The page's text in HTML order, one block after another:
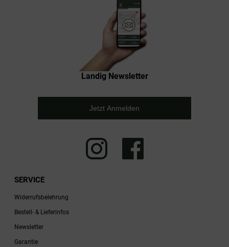
Landig Newsletter
Jetzt Anmelden
SERVICE
Widerrufsbelehrung
Bestell- & Lieferinfos
Newsletter
Garantie